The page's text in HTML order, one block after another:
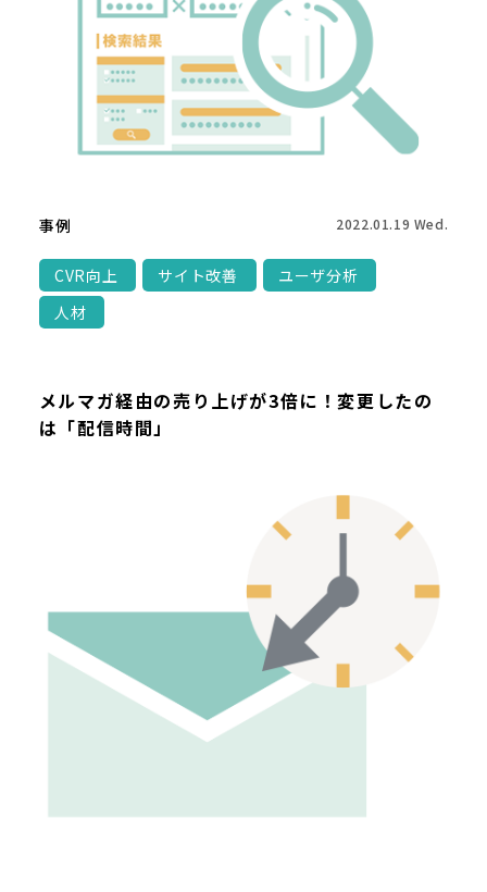
事例 2022.01.19 Wed.
CVR向上 サイト改善
ユーザ分析
人材
メルマガ経由の売り上げが3倍に！変更したの
は「配信時間」